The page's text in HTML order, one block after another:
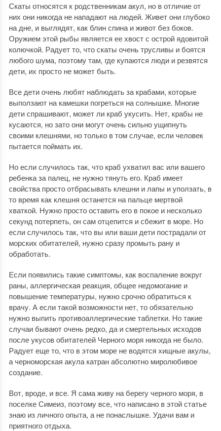
Скаты относятся к родственникам акул, но в отличие от
них они никогда не нападают на людей. Живет они глубоко
на дне, и выглядят, как блин спина и живот без боков.
Оружием этой рыбы является ее хвост с острой ядовитой
колючкой. Радует то, что скаты очень трусливы и боятся
любого шума, поэтому там, где купаются люди и резвятся
дети, их просто не может быть.
Все дети очень любят наблюдать за крабами, которые
выползают на камешки погреться на солнышке. Многие
дети спрашивают, может ли краб укусить. Нет, крабы не
кусаются, но зато они могут очень сильно ущипнуть
своими клешнями, но только в том случае, если человек
пытается поймать их.
Но если случилось так, что краб ухватил вас или вашего
ребенка за палец, не нужно тянуть его. Краб имеет
свойства просто отбрасывать клешни и лапы и уползать, в
то время как клешня останется на пальце мертвой
хваткой. Нужно просто оставить его в покое и несколько
секунд потерпеть, он сам отцепится и сбежит в море. Но
если случилось так, что вы или ваши дети пострадали от
морских обитателей, нужно сразу промыть рану и
обработать.
Если появились такие симптомы, как воспаление вокруг
раны, аллергическая реакция, общее недомогание и
повышение температуры, нужно срочно обратиться к
врачу. А если такой возможности нет, то обязательно
нужно выпить противоаллергические таблетки. Но такие
случаи бывают очень редко, да и смертельных исходов
после укусов обитателей Черного моря никогда не было.
Радует еще то, что в этом море не водятся хищные акулы,
а черноморская акула катран абсолютно миролюбивое
создание.
Вот, вроде, и все. Я сама живу на берегу черного моря, в
поселке Симеиз, поэтому все, что написано в этой статье
знаю из личного опыта, а не понаслышке. Удачи вам и
приятного отдыха.